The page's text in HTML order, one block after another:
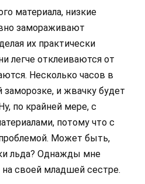
материала, низкие
замораживают
их практически
легче отклеиваются от
Несколько часов в
заморозке, и жвачку будет
по крайней мере, с
потому что с
Может быть,
льда? Однажды мне
своей младшей сестре.